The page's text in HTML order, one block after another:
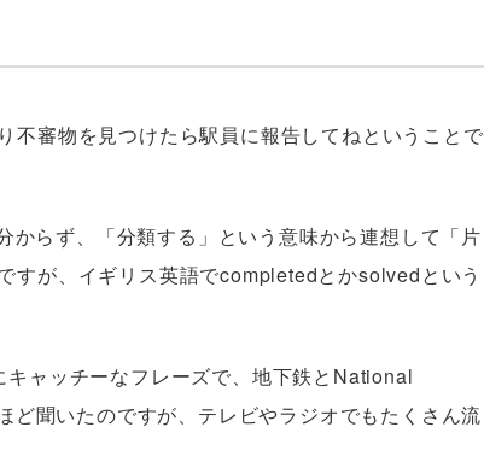
不審物を見つけたら駅員に報告してねということで
らず、「分類する」という意味から連想して「片
すが、イギリス英語でcompletedとかsolvedという
ャッチーなフレーズで、地下鉄とNational
聞いたのですが、テレビやラジオでもたくさん流